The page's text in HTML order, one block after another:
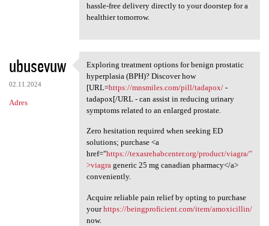
hassle-free delivery directly to your doorstep for a
healthier tomorrow.
ubusevuw
02.11.2024
Adres
Exploring treatment options
Exploring treatment options for benign prostatic
hyperplasia (BPH)? Discover how
[URL=https://mnsmiles.com/pill/tadapox/-
tadapox[/URL - can assist in reducing urinary
symptoms related to an enlarged prostate.
Zero hesitation required when seeking ED
solutions; purchase <a
href="https://texasrehabcenter.org/product/viagra/"
>viagrageneric 25 mg canadian pharmacy</a>
conveniently.
Acquire reliable pain relief by opting to purchase
yourhttps://beingproficient.com/item/amoxicillin/
now.